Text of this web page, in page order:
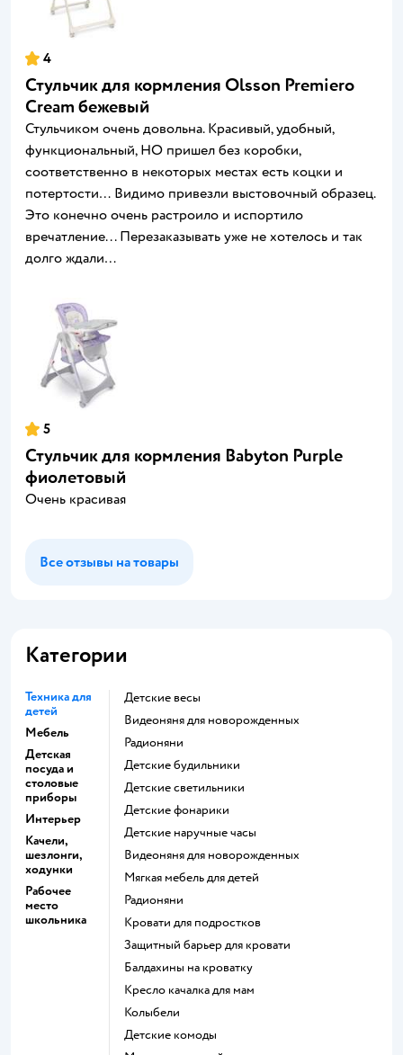
4
Стульчик для кормления Olsson Premiero
Cream бежевый
Стульчиком очень довольна. Красивый, удобный,
функциональный, НО пришел без коробки,
соответственно в некоторых местах есть коцки и
потертости… Видимо привезли выстовочный образец.
Это конечно очень растроило и испортило
вречатление... Перезаказывать уже не хотелось и так
долго ждали…
5
Стульчик для кормления Babyton Purple
фиолетовый
Очень красивая
Все отзывы на товары
Категории
Техника для
детей
Мебель
Детская
посуда и
столовые
приборы
Интерьер
Качели,
шезлонги,
ходунки
Рабочее
место
школьника
Детские весы
Видеоняня для новорожденных
Радионяни
Детские будильники
Детские светильники
Детские фонарики
Детские наручные часы
Видеоняня для новорожденных
Мягкая мебель для детей
Радионяни
Кровати для подростков
Защитный барьер для кровати
Балдахины на кроватку
Кресло качалка для мам
Колыбели
Детские комоды